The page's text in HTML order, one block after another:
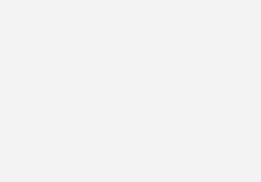
sind die Niederlande,
und Belarus.
Frontier Economics nicht nur
(Einspeisung von
Biogasverstromungsanlagen in das
Holzreststoffen „SNG Route“, den